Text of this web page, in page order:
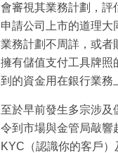
會審視其業務計劃，評
申請公司上市的道理大
業務計劃不周詳，或者
擁有儲值支付工具牌照
到的資金用在銀行業務
至於早前發生多宗涉及
令到市場與金管局敲響
KYC（認識你的客戶